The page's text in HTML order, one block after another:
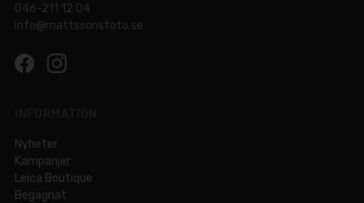
046-211 12 04
info@mattssonsfoto.se
Nyheter
Kampanjer
Leica Boutique
Begagnat